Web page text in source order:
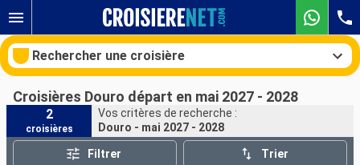
Rechercher une croisière
Nos destinations
Croisières Douro départ en mai 2027 - 2028
2
croisières
Vos critères de recherche :
Douro - mai 2027 - 2028
Filtrer Trier